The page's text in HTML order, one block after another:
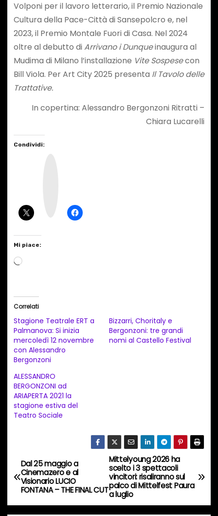
Volponi per il lavoro letterario, il Premio Nazionale
Cultura della Pace-Città di Sansepolcro e, nel
2023, il Premio Montale Fuori di Casa. Nel 2024
oltre al debutto diArrivano i Dunqueinaugura al
Mudima di Milano l’installazione Vite Sospesecon
Bill Viola. Per Art City 2025 presenta Il Tavolo delle
Trattative.
In copertina: Alessandro Bergonzoni Ritratti –
Chiara Lucarelli
Condividi:
Mi piace:
C
i
a
m
e
t
o
i
r
s
o
…
Correlati
Stagione Teatrale ERT a
Palmanova: Si inizia
mercoledì 12 novembre
con Alessandro
Bergonzoni
Bizzarri, Choritaly e
Bergonzoni: tre grandi
nomi al Castello Festival
ALESSANDRO
BERGONZONI ad
ARIAPERTA 2021 la
stagione estiva del
Teatro Sociale
N
a
v
Mittelyoung 2026 ha
scelto i 3 spettacoli
vincitori: risaliranno sul
palco di Mittelfest Paura
a luglio
Dal 25 maggio a
Cinemazero e al
Visionario LUCIO
FONTANA – THE FINAL CUT